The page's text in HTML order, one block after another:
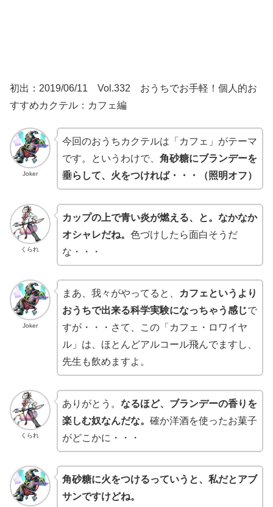
初出：2019/06/11 Vol.332 おうちでお手軽！個人的お
すすめカクテル：カフェ編
Joker
今回のおうちカクテルは「カフェ」がテーマ
です。というわけで、 角砂糖にブランデーを
垂らして、火をつければ・・・（照明オフ）
くられ
カップの上で青い炎が燃える、と。なかなか
オシャレだね。 色づけしたら面白そうだ
な・・・
Joker
まあ、我々がやってると、
カフェというより
おうちで出来る科学実験になっちゃう感じで
すが・・・さて、この「カフェ・ロワイヤ
ル」は、ほとんどアルコール飛んでますし、
先生も飲めますよ。
くられ
ありがとう。 なるほど、ブランデーの香りを
楽しむ奴なんだな。 確か洋酒を使ったお菓子
がどこかに・・・
角砂糖に火をつけるっていうと、私だとアブ
サンですけどね。